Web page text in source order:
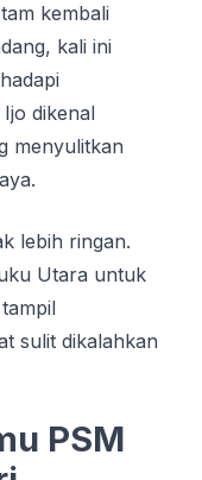
kembali
kali ini
dikenal
menyulitkan
lebih ringan.
Utara untuk
sulit dikalahkan
PSM